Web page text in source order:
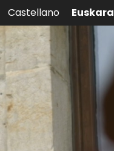
Castellano Euskara